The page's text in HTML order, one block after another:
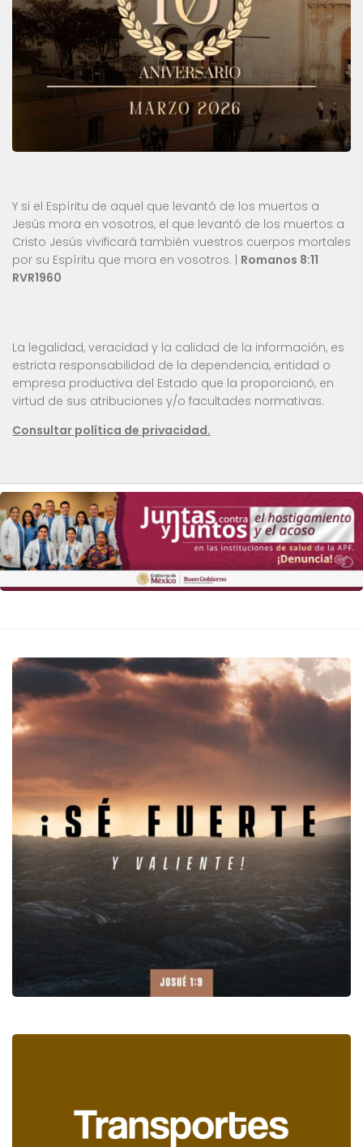
Y si el Espíritu de aquel que levantó de los muertos a
Jesús mora en vosotros, el que levantó de los muertos a
Cristo Jesús vivificará también vuestros cuerpos mortales
por su Espíritu que mora en vosotros. | Romanos 8:11
RVR1960
La legalidad, veracidad y la calidad de la información, es
estricta responsabilidad de la dependencia, entidad o
empresa productiva del Estado que la proporcionó, en
virtud de sus atribuciones y/o facultades normativas.
Consultar política de privacidad.